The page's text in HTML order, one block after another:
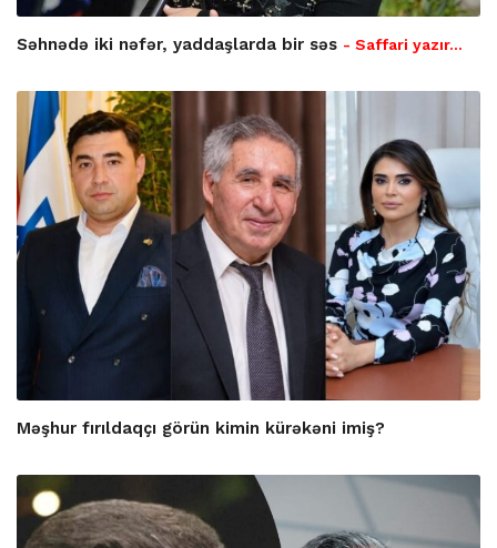
Səhnədə iki nəfər, yaddaşlarda bir səs - Saffari yazır…
Məşhur fırıldaqçı görün kimin kürəkəni imiş?